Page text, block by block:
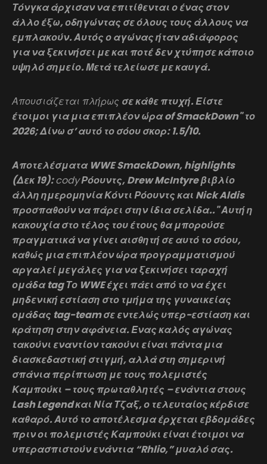
Τόνγκα άρχισαν να επιτίθενται ο ένας στον
άλλο έξω, οδηγώντας σε όλους τους άλλους να
εμπλακούν. Αυτός ο αγώνας ήταν αδιάφορος
για να ξεκινήσει με και ποτέ δεν χτύπησε κάποιο
υψηλό σημείο. Μετά τελείωσε με καυγά.
Απουσιάζεται πλήρως σε κάθε πτυχή. Είστε
έτοιμοι για μια επιπλέον ώρα of SmackDown" το
2026; Δίνω σ’ αυτό το σόου σκορ: 1.5/10.
Αποτελέσματα WWE SmackDown, highlights
(Δεκ 19):codyΡόουντς, Drew McIntyre βιβλίο
άλλη ημερομηνία Κόντι Ρόουντς και Nick Aldis
προσπαθούν να πάρει στην ίδια σελίδα.." Αυτή η
κακουχία στο τέλος του έτους θα μπορούσε
πραγματικά να γίνει αισθητή σε αυτό το σόου,
καθώς μια επιπλέον ώρα προγραμματισμού
αργαλεί μεγάλες για να ξεκινήσει ταραχή
ομάδα tag Το WWE έχει πάει από το να έχει
μηδενική εστίαση στο τμήμα της γυναικείας
ομάδας tag-team σε εντελώς υπερ-εστίαση και
κράτηση στην αφάνεια. Ένας καλός αγώνας
τακούνι εναντίον τακούνι είναι πάντα μια
διασκεδαστική στιγμή, αλλά στη σημερινή
σπάνια περίπτωση με τους πολεμιστές
Καμπούκι – τους πρωταθλητές – ενάντια στους
Lash Legend και Νία Τζαξ, ο τελευταίος κέρδισε
καθαρό. Αυτό το αποτέλεσμα έρχεται εβδομάδες
πριν οι πολεμιστές Καμπούκι είναι έτοιμοι να
υπερασπιστούν ενάντια “Rhlio,” μυαλό σας.